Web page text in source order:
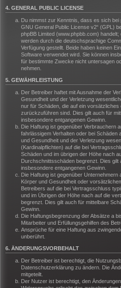
4. GENERAL PUBLIC LICENSE
Du nimmst zur Kenntnis, dass es sich bei
GNU General Public License v2“ (GPL)
phpBB Limited (www.phpbb.com)
werden durch die deutschsprachige
Verfügung gestellt. Beide haben keinen
Software verwendet wird. Sie können
für bestimmte Zwecke nicht untersagen
nehmen.
5. GEWÄHRLEISTUNG
Der Betreiber haftet mit Ausnahme der
Gesundheit und der Verletzung
nur für Schäden, die auf ein
zurückzuführen sind. Dies gilt auch für
insbesondere entgangenen Gewinn.
Die Haftung ist gegenüber Verbrauchern
fahrlässigem Verhalten oder bei Schäden
und Gesundheit und der Verletzung
(Kardinalpflichten) auf die bei
Schäden und im übrigen der Höhe nach
Durchschnittsschäden begrenzt. Dies gilt
insbesondere entgangenen Gewinn.
Die Haftung ist gegenüber Unternehmern
Körper und Gesundheit oder
Betreibers auf die bei Vertragsschluss
und im Übrigen der Höhe nach auf die
begrenzt. Dies gilt auch für mittelbare
Gewinn.
Die Haftungsbegrenzung der Absätze a
Mitarbeiter und Erfüllungsgehilfen des
Ansprüche für eine Haftung aus
unberührt.
6. ÄNDERUNGSVORBEHALT
Der Betreiber ist berechtigt, die
Datenschutzerklärung zu ändern. Die
mitgeteilt.
Der Nutzer ist berechtigt, den